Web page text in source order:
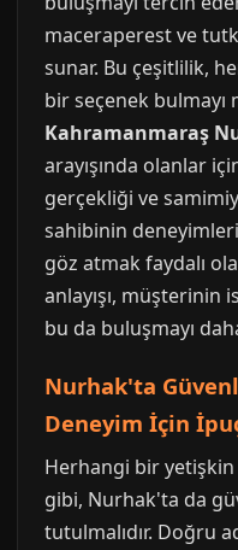
maceraperest ve
sunar. Bu çeşitlilik,
bir seçenek bulmayı
Kahramanmaraş
arayışında olanlar
gerçekliği ve
sahibinin
göz atmak faydalı
anlayışı, müşterinin
bu da buluşmayı
Nurhak'ta
Deneyim İçin
Herhangi bir
gibi, Nurhak'ta da
tutulmalıdır. Doğru